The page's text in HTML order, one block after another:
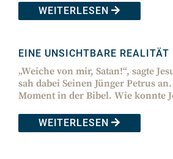
WEITERLESEN
EINE UNSICHTBARE REALITÄT
„Weiche von mir, Satan!“, sagte
sah dabei Seinen Jünger Petrus
Moment in der Bibel. Wie konnte
WEITERLESEN